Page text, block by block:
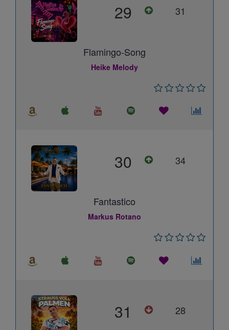
29 31
Flamingo-Song
Heike Melody
30 34
Fantastico
Markus Rotano
31 28